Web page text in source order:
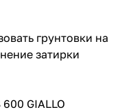
грунтовки на
затирки
GIALLO